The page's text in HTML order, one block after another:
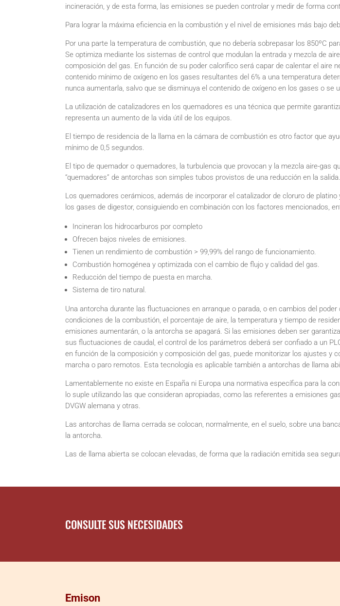
incineración, y de esta forma, las emisiones se pueden controlar y medir de forma
Para lograr la máxima eficiencia en la combustión y el nivel de emisiones más bajo
Por una parte la temperatura de combustión, que no debería sobrepasar los 850ºC
Se optimiza mediante los sistemas de control que modulan la entrada y mezcla de
composición del gas. En función de su poder calorífico será capar de calentar el aire
contenido mínimo de oxígeno en los gases resultantes del 6% a una temperatura
nunca aumentarla, salvo que se disminuya el contenido de oxígeno en los gases o se
La utilización de catalizadores en los quemadores es una técnica que permite
representa un aumento de la vida útil de los equipos.
El tiempo de residencia de la llama en la cámara de combustión es otro factor que
mínimo de 0,5 segundos.
El tipo de quemador o quemadores, la turbulencia que provocan y la mezcla aire-
“quemadores” de antorchas son simples tubos provistos de una reducción en la salida.
Los quemadores cerámicos, además de incorporar el catalizador de cloruro de
los gases de digestor, consiguiendo en combinación con los factores mencionados,
Incineran los hidrocarburos por completo
Ofrecen bajos niveles de emisiones.
Tienen un rendimiento de combustión > 99,99% del rango de funcionamiento.
Combustión homogénea y optimizada con el cambio de flujo y calidad del gas.
Reducción del tiempo de puesta en marcha.
Sistema de tiro natural.
Una antorcha durante las fluctuaciones en arranque o parada, o en cambios del
condiciones de la combustión, el porcentaje de aire, la temperatura y tiempo de
emisiones aumentarán, o la antorcha se apagará. Si las emisiones deben ser
sus fluctuaciones de caudal, el control de los parámetros deberá ser confiado a un
en función de la composición y composición del gas, puede monitorizar los ajustes
marcha o paro remotos. Esta tecnología es aplicable también a antorchas de llama
Lamentablemente no existe en España ni Europa una normativa específica para la
lo suple utilizando las que consideran apropiadas, como las referentes a emisiones
DVGW alemana y otras.
Las antorchas de llama cerrada se colocan, normalmente, en el suelo, sobre una
la antorcha.
Las de llama abierta se colocan elevadas, de forma que la radiación emitida sea
CONSULTE SUS NECESIDADES
Emison